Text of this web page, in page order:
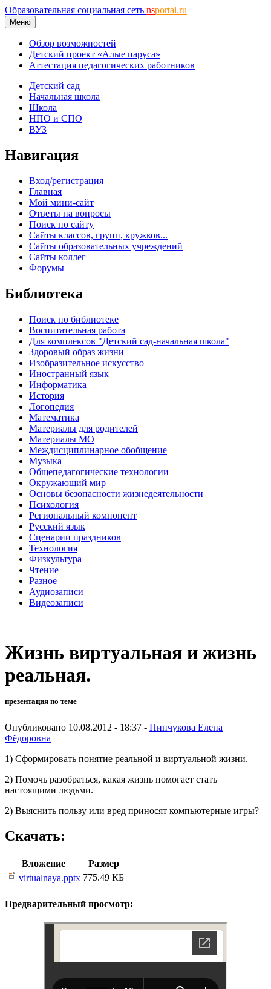
Образовательная социальная сеть nsportal.ru
Меню
Обзор возможностей
Детский проект «Алые паруса»
Аттестация педагогических работников
Детский сад
Начальная школа
Школа
НПО и СПО
ВУЗ
Навигация
Вход/регистрация
Главная
Мой мини-сайт
Ответы на вопросы
Поиск по сайту
Сайты классов, групп, кружков...
Сайты образовательных учреждений
Сайты коллег
Форумы
Библиотека
Поиск по библиотеке
Воспитательная работа
Для комплексов "Детский сад-начальная школа"
Здоровый образ жизни
Изобразительное искусство
Иностранный язык
Информатика
История
Логопедия
Математика
Материалы для родителей
Материалы МО
Междисциплинарное обобщение
Музыка
Общепедагогические технологии
Окружающий мир
Основы безопасности жизнедеятельности
Психология
Региональный компонент
Русский язык
Сценарии праздников
Технология
Физкультура
Чтение
Разное
Аудиозаписи
Видеозаписи
Жизнь виртуальная и жизнь
реальная.
презентация по теме
Опубликовано 10.08.2012 - 18:37 - Пинчукова Елена
Фёдоровна
1) Сформировать понятие реальной и виртуальной жизни.
2) Помочь разобраться, какая жизнь помогает стать
настоящими людьми.
2) Выяснить пользу или вред приносят компьютерные игры?
Скачать:
Вложение
Размер
virtualnaya.pptx 775.49 КБ
Предварительный просмотр: